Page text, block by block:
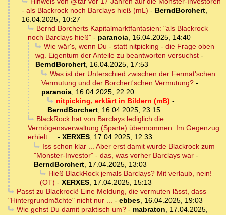
- als Blackrock noch Barclays hieß (mL) - BerndBorchert
16.04.2025, 10:27
Bernd Borcherts Kapitalmarktfantasien: "als Blackrock
noch Barclays hieß" - paranoia 16.04.2025, 14:40
Wie wär's, wenn Du - statt nitpicking - die Frage oben
wg. Eigentum der Anteile zu beantworten versuchst -
BerndBorchert 16.04.2025, 17:53
Was ist der Unterschied zwischen der Fermat'schen
Vermutung und der Borchert'schen Vermutung? -
paranoia 16.04.2025, 22:20
nitpicking, erklärt in Bildern (mB) -
BerndBorchert 16.04.2025, 23:15
BlackRock hat von Barclays lediglich die
Vermögensverwaltung (Sparte) übernommen. Im Gegenzug
erhielt ...
- XERXES 17.04.2025, 12:33
Iss schon klar ... Aber erst damit wurde Blackrock zum
"Monster-Investor" - das, was vorher Barclays war -
BerndBorchert 17.04.2025, 13:03
Hieß BlackRock jemals Barclays? Mit verlaub, nein!
(OT) - XERXES 17.04.2025, 15:13
Passt zu Blackrock! Eine Meldung, die vermuten lässt, dass
"Hintergrundmächte" nicht nur ...
- ebbes 16.04.2025, 19:03
Wie gehst Du damit praktisch um?- mabraton
17.04.2025,